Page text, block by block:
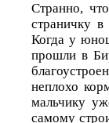
Странно,
страничку
Когда у
прошли в
неплохо
мальчику
самому